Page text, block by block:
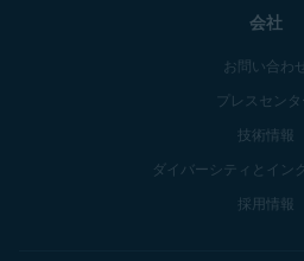
会社
お問い合わせ
プレスセン
技術情報
ダイバーシティとイン
採用情報